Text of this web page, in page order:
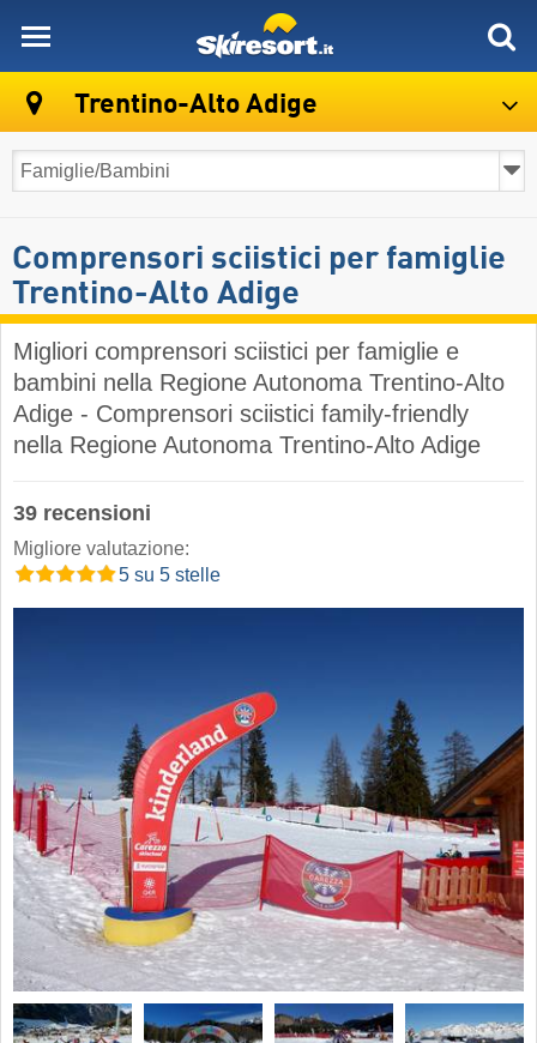
Trentino-Alto Adige
Comprensori sciistici per famiglie
Trentino-Alto Adige
Migliori comprensori sciistici per famiglie e
bambini nella Regione Autonoma Trentino-Alto
Adige - Comprensori sciistici family-friendly
nella Regione Autonoma Trentino-Alto Adige
39 recensioni
Migliore valutazione:
5 su 5 stelle